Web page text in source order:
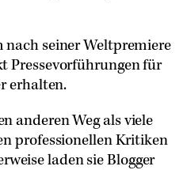
seiner Weltpremiere
Pressevorführungen für
erhalten.
anderen Weg als viele
professionellen Kritiken
laden sie Blogger